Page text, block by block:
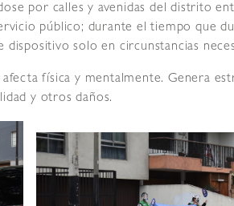
por calles y avenidas del distrito
público; durante el tiempo que
solo en circunstancias
física y mentalmente. Genera
y otros daños.